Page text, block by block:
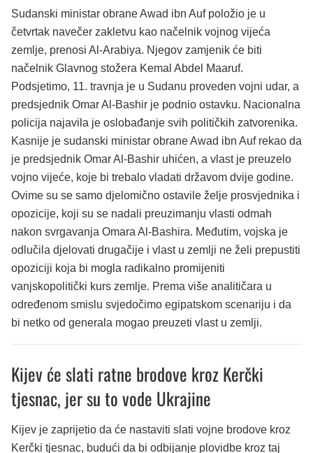
Sudanski ministar obrane Awad ibn Auf položio je u
četvrtak navečer zakletvu kao načelnik vojnog vijeća
zemlje, prenosi Al-Arabiya. Njegov zamjenik će biti
načelnik Glavnog stožera Kemal Abdel Maaruf.
Podsjetimo, 11. travnja je u Sudanu proveden vojni udar, a
predsjednik Omar Al-Bashir je podnio ostavku. Nacionalna
policija najavila je oslobađanje svih političkih zatvorenika.
Kasnije je sudanski ministar obrane Awad ibn Auf rekao da
je predsjednik Omar Al-Bashir uhićen, a vlast je preuzelo
vojno vijeće, koje bi trebalo vladati državom dvije godine.
Ovime su se samo djelomično ostavile želje prosvjednika i
opozicije, koji su se nadali preuzimanju vlasti odmah
nakon svrgavanja Omara Al-Bashira. Međutim, vojska je
odlučila djelovati drugačije i vlast u zemlji ne želi prepustiti
opoziciji koja bi mogla radikalno promijeniti
vanjskopolitički kurs zemlje. Prema više analitičara u
određenom smislu svjedočimo egipatskom scenariju i da
bi netko od generala mogao preuzeti vlast u zemlji.
Kijev će slati ratne brodove kroz Kerčki
tjesnac, jer su to vode Ukrajine
Kijev je zaprijetio da će nastaviti slati vojne brodove kroz
Kerčki tjesnac, budući da bi odbijanje plovidbe kroz taj